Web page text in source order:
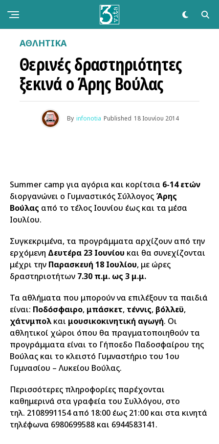
ΑΘΛΗΤΙΚΆ
Θερινές δραστηριότητες
ξεκινά ο Άρης Βούλας
By infonotia Published 18 Ιουνίου 2014
Summer camp για αγόρια και κορίτσια 6-14 ετών
διοργανώνει ο Γυμναστικός Σύλλογος Άρης
Βούλας από το τέλος Ιουνίου έως και τα μέσα
Ιουλίου.
Συγκεκριμένα, τα προγράμματα αρχίζουν από την
ερχόμενη Δευτέρα 23 Ιουνίου και θα συνεχίζονται
μέχρι την Παρασκευή 18 Ιουλίου, με ώρες
δραστηριοτήτων 7.30 π.μ. ως 3 μ.μ.
Τα αθλήματα που μπορούν να επιλέξουν τα παιδιά
είναι: Ποδόσφαιρο, μπάσκετ, τέννις, βόλλεϋ,
χάτνμπολ και μουσικοκινητική αγωγή. Οι
αθλητικοί χώροι όπου θα πραγματοποιηθούν τα
προγράμματα είναι το Γήποεδο Παδοσφαίρου της
Βούλας και το κλειστό Γυμναστήριο του 1ου
Γυμνασίου – Λυκείου Βούλας.
Περισσότερες πληροφορίες παρέχονται
καθημερινά στα γραφεία του Συλλόγου, στο
τηλ. 2108991154 από 18:00 έως 21:00 και στα κινητά
τηλέφωνα 6980699588 και 6944583141.